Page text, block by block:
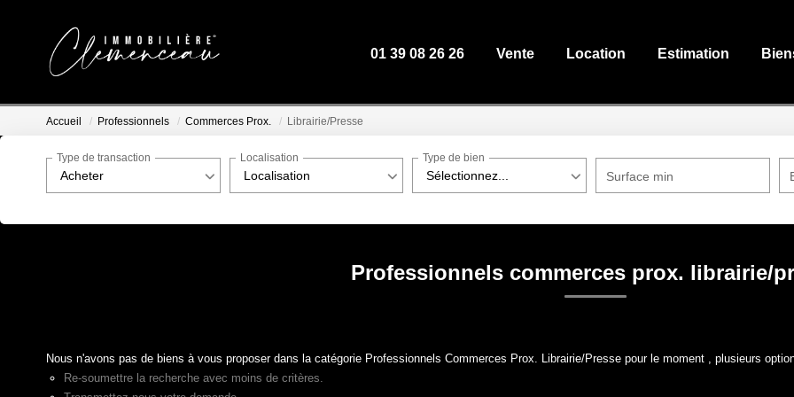
01 39 08 26 26 Vente Location Estimation
Accueil Professionnels Commerces Prox. Librairie/Presse
Acheter
Type de transaction
Localisation
Localisation
Sélectionnez...
Type de bien
Surface min
Professionnels commerces prox. librairie/
Nous n'avons pas de biens à vous proposer dans la catégorie Professionnels Commerces Prox. Librairie/Presse pour le moment , plusieurs
Re-soumettre la recherche avec moins de critères.